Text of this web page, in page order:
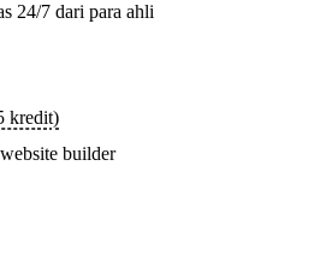
24/7 dari para ahli
kredit)
builder